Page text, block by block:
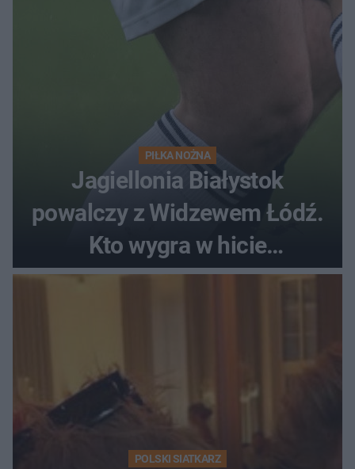
PIŁKA NOŻNA
Jagiellonia Białystok
powalczy z Widzewem Łódź.
Kto wygra w hicie
Ekstraklasy?
POLSKI SIATKARZ